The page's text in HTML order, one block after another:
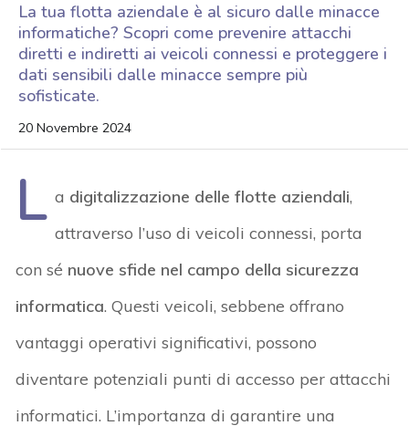
La tua flotta aziendale è al sicuro dalle minacce
informatiche? Scopri come prevenire attacchi
diretti e indiretti ai veicoli connessi e proteggere i
dati sensibili dalle minacce sempre più
sofisticate.
20 Novembre 2024
L a digitalizzazione delle flotte aziendali,
attraverso l’uso di veicoli connessi, porta
con sé nuove sfide nel campo della sicurezza
informatica. Questi veicoli, sebbene offrano
vantaggi operativi significativi, possono
diventare potenziali punti di accesso per attacchi
informatici. L’importanza di garantire una